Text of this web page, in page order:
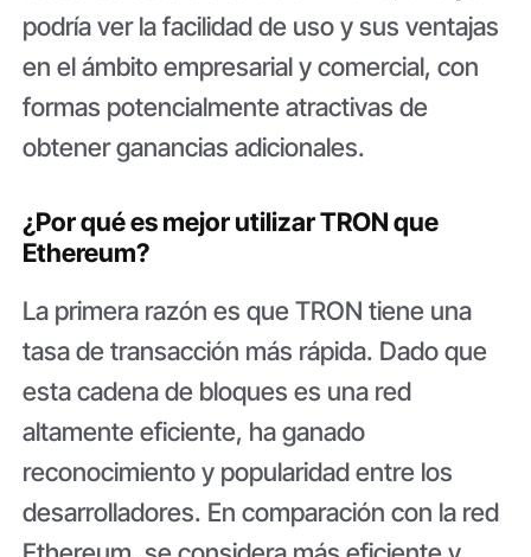
podría ver la facilidad de uso y sus ventajas
en el ámbito empresarial y comercial, con
formas potencialmente atractivas de
obtener ganancias adicionales.
¿Por qué es mejor utilizar TRON que
Ethereum?
La primera razón es que TRON tiene una
tasa de transacción más rápida. Dado que
esta cadena de bloques es una red
altamente eficiente, ha ganado
reconocimiento y popularidad entre los
desarrolladores. En comparación con la red